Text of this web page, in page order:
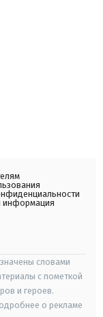
информация
словами
с пометкой
и героев.
о рекламе